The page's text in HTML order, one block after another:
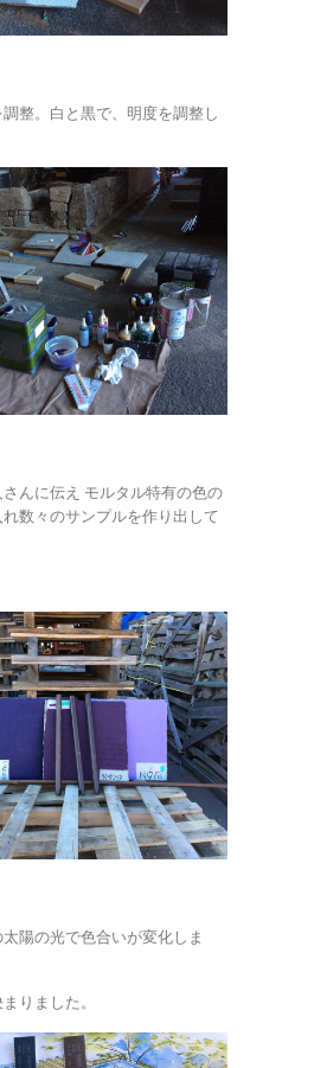
整。白と黒で、明度を調整し
んに伝え モルタル特有の色の
数々のサンプルを作り出して
陽の光で色合いが変化しま
りました。